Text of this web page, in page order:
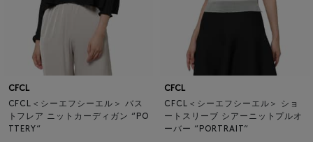
CFCL
CFCL＜シーエフシーエル＞ バス
トフレア ニットカーディガン “PO
TTERY“
CFCL
CFCL＜シーエフシーエル＞ ショ
ートスリーブ シアーニットプルオ
ーバー “PORTRAIT“